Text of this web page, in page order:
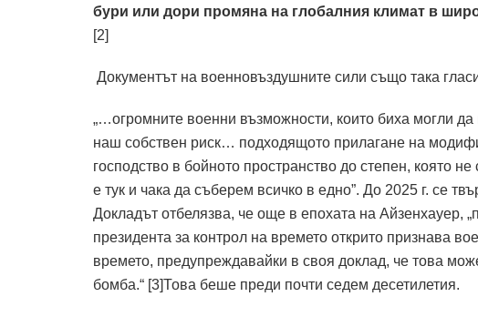
бури или дори промяна на глобалния климат в
[2]
Документът на военновъздушните сили също така
„…огромните военни възможности, които биха могли да
наш собствен риск… подходящото прилагане на
господство в бойното пространство до степен, която
е тук и чака да съберем всичко в едно”. До 2025 г. се
Докладът отбелязва, че още в епохата на Айзенхауер,
президента за контрол на времето открито признава
времето, предупреждавайки в своя доклад, че това
бомба.“ [3]Това беше преди почти седем десетилетия.